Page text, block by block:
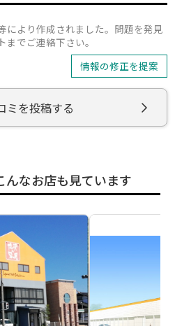
により作成されました。問題を発見
でご連絡下さい。
情報の修正を提案
ミを投稿する
んなお店も見ています